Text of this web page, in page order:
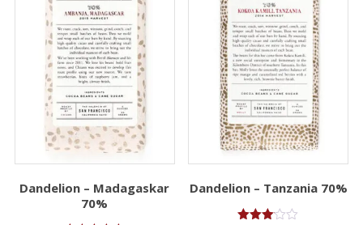
Dandelion – Madagaskar
70%
Dandelion – Tanzania 70%